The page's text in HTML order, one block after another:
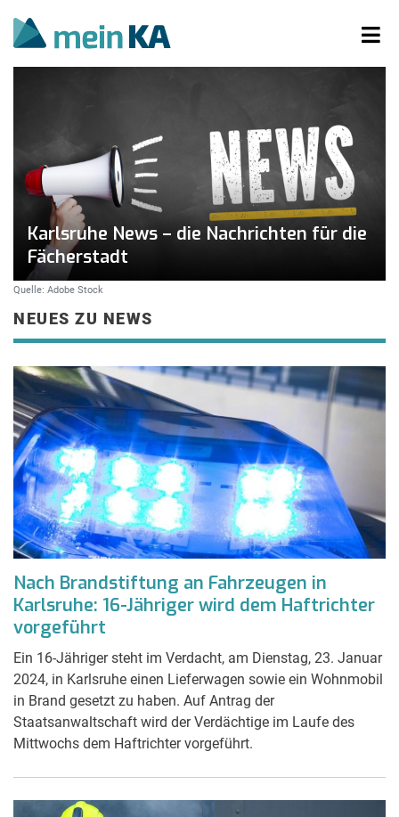
Karlsruhe News – die Nachrichten für die
Fächerstadt
Quelle: Adobe Stock
NEUES ZU NEWS
Nach Brandstiftung an Fahrzeugen in
Karlsruhe: 16-Jähriger wird dem Haftrichter
vorgeführt
Ein 16-Jähriger steht im Verdacht, am Dienstag, 23. Januar
2024, in Karlsruhe einen Lieferwagen sowie ein Wohnmobil
in Brand gesetzt zu haben. Auf Antrag der
Staatsanwaltschaft wird der Verdächtige im Laufe des
Mittwochs dem Haftrichter vorgeführt.